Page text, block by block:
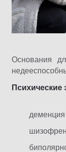
Основания
Психические
деменция